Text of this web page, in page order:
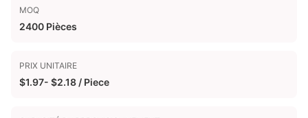
MOQ
2400 Pièces
PRIX UNITAIRE
$1.97- $2.18 / Piece